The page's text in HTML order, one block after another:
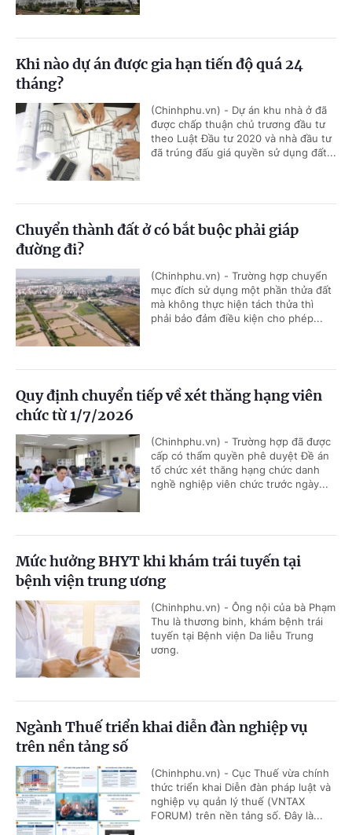
Khi nào dự án được gia hạn tiến độ quá 24
tháng?
(Chinhphu.vn) - Dự án khu nhà ở đã
được chấp thuận chủ trương đầu tư
theo Luật Đầu tư 2020 và nhà đầu tư
đã trúng đấu giá quyền sử dụng đất...
Chuyển thành đất ở có bắt buộc phải giáp
đường đi?
(Chinhphu.vn) - Trường hợp chuyển
mục đích sử dụng một phần thửa đất
mà không thực hiện tách thửa thì
phải bảo đảm điều kiện cho phép...
Quy định chuyển tiếp về xét thăng hạng viên
chức từ 1/7/2026
(Chinhphu.vn) - Trường hợp đã được
cấp có thẩm quyền phê duyệt Đề án
tổ chức xét thăng hạng chức danh
nghề nghiệp viên chức trước ngày...
Mức hưởng BHYT khi khám trái tuyến tại
bệnh viện trung ương
(Chinhphu.vn) - Ông nội của bà Phạm
Thu là thương binh, khám bệnh trái
tuyến tại Bệnh viện Da liễu Trung
ương.
Ngành Thuế triển khai diễn đàn nghiệp vụ
trên nền tảng số
(Chinhphu.vn) - Cục Thuế vừa chính
thức triển khai Diễn đàn pháp luật và
nghiệp vụ quản lý thuế (VNTAX
FORUM) trên nền tảng số. Đây là...